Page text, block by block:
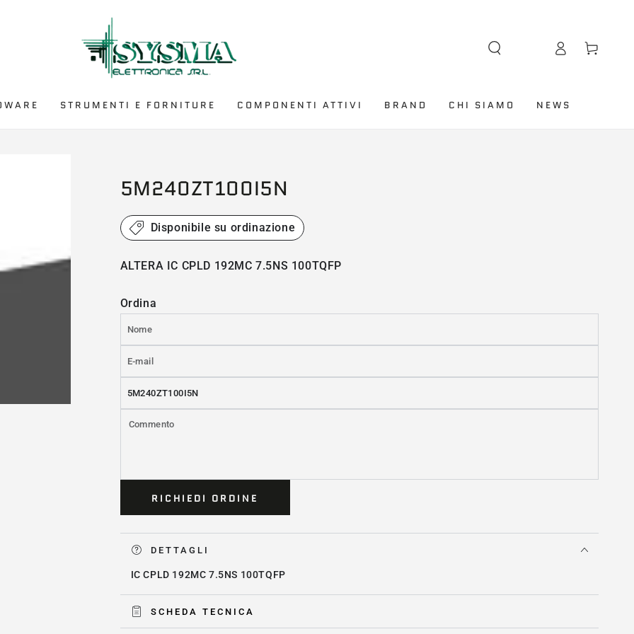
STRUMENTI E FORNITURE COMPONENTI ATTIVI BRAND CHI SIAMO NEWS
AccessoCarello
5M240ZT100I5N
Disponibile su ordinazione
ALTERA IC CPLD 192MC 7.5NS 100TQFP
Ordina
mail
Commento
RICHIEDI ORDINE
DETTAGLI
IC CPLD 192MC 7.5NS 100TQFP
SCHEDA TECNICA